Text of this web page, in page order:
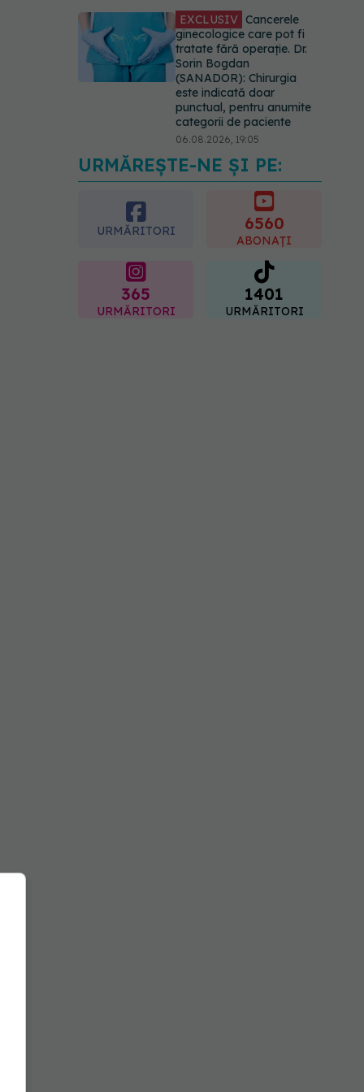
EXCLUSIV Cancerele
ginecologice care pot fi
tratate fără operație. Dr.
Sorin Bogdan
(SANADOR): Chirurgia
este indicată doar
punctual, pentru anumite
categorii de paciente
06.08.2026, 19:05
EXCLUSIV Brahiterapie
vs radioterapie externă în
cancerul ginecologic. Dr.
Sorin Bogdan (SANADOR)
explică diferența și cum
acționează tratamentul
URMĂREȘTE-NE ȘI PE:
URMĂRITORI 6560
ABONAȚI
365
URMĂRITORI
1401
URMĂRITORI